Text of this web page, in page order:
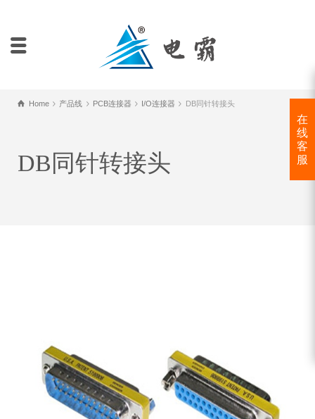
Home 产品线 PCB连接器 I/O连接器 DB同针转接头
DB同针转接头
在
线
客
服